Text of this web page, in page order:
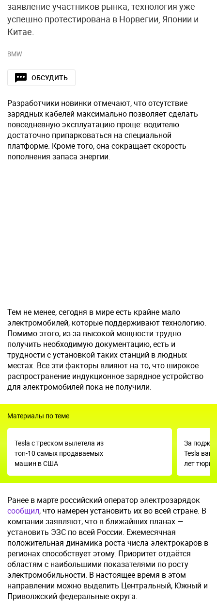
заявление участников рынка, технология уже
успешно протестирована в Норвегии, Японии и
Китае.
BMW
ОБСУДИТЬ
Разработчики новинки отмечают, что отсутствие
зарядных кабелей максимально позволяет сделать
повседневную эксплуатацию проще: водителю
достаточно припарковаться на специальной
платформе. Кроме того, она сокращает скорость
пополнения запаса энергии.
Тем не менее, сегодня в мире есть крайне мало
электромобилей, которые поддерживают технологию.
Помимо этого, из-за высокой мощности трудно
получить необходимую документацию, есть и
трудности с установкой таких станций в людных
местах. Все эти факторы влияют на то, что широкое
распространение индукционное зарядное устройство
для электромобилей пока не получили.
Материалы по теме
Tesla с треском вылетела из
топ-10 самых продаваемых
машин в США
За
Tesla
лет
Ранее в марте российский оператор электрозарядок
сообщил, что намерен установить их во всей стране. В
компании заявляют, что в ближайших планах —
установить ЭЗС по всей России. Ежемесячная
положительная динамика роста числа электрокаров в
регионах способствует этому. Приоритет отдаётся
областям с наибольшими показателями по росту
электромобильности. В настоящее время в этом
направлении можно выделить Центральный, Южный и
Приволжский федеральные округа.